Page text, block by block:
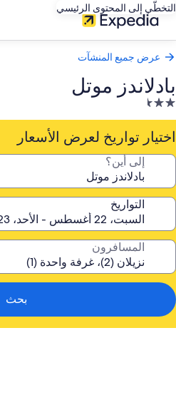
التخطّي إلى المحتوى الرئيسي
عرض جميع المنشآت
بادلاندز موتل
منشأة
فندقية
مصنفة
2.5
اختيار تواريخ لعرض الأسعار
إلى أين؟
التواريخ
المسافرون
بحث